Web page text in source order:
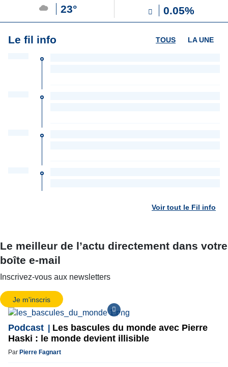
23° 0.05%
Le fil info LA UNE
TOUS
Voir tout le Fil info
Le meilleur de l’actu directement dans votre
boîte e-mail
Inscrivez-vous aux newsletters
Je m'inscris
Podcast
Les bascules du monde avec Pierre
Haski : le monde devient illisible
Par Pierre Fagnart